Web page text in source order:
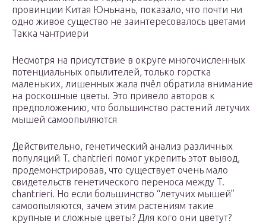
провинции Китая Юньнань, показало, что почти ни
одно живое существо не заинтересовалось цветами
Такка чантриери
Несмотря на присутствие в округе многочисленных
потенциальных опылителей, только горстка
маленьких, лишенных жала пчёл обратила внимание
на роскошные цветы. Это привело авторов к
предположению, что большинство растений летучих
мышей самоопыляются
Действительно, генетический анализ различных
популяций T. chantrieri помог укрепить этот вывод,
продемонстрировав, что существует очень мало
свидетельств генетического переноса между T.
chantrieri. Но если большинство “летучих мышей”
самоопыляются, зачем этим растениям такие
крупные и сложные цветы? Для кого они цветут?